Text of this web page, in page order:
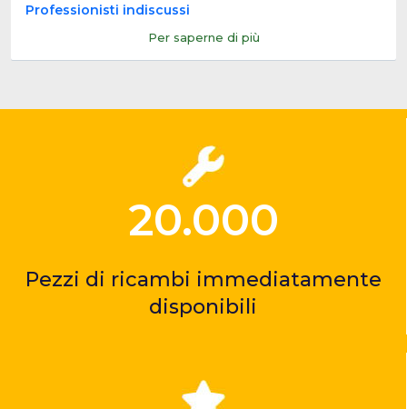
Professionisti indiscussi
Per saperne di più
20.000
Pezzi di ricambi immediatamente
disponibili